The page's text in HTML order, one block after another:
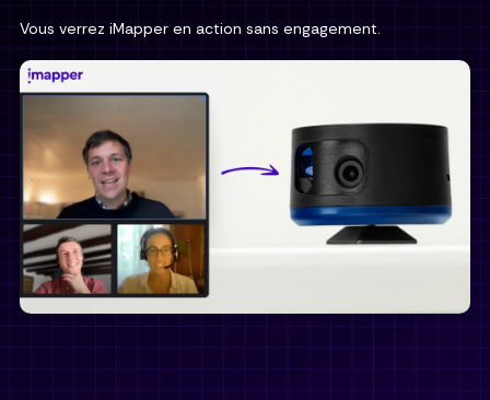
Vous verrez iMapper en action sans engagement.